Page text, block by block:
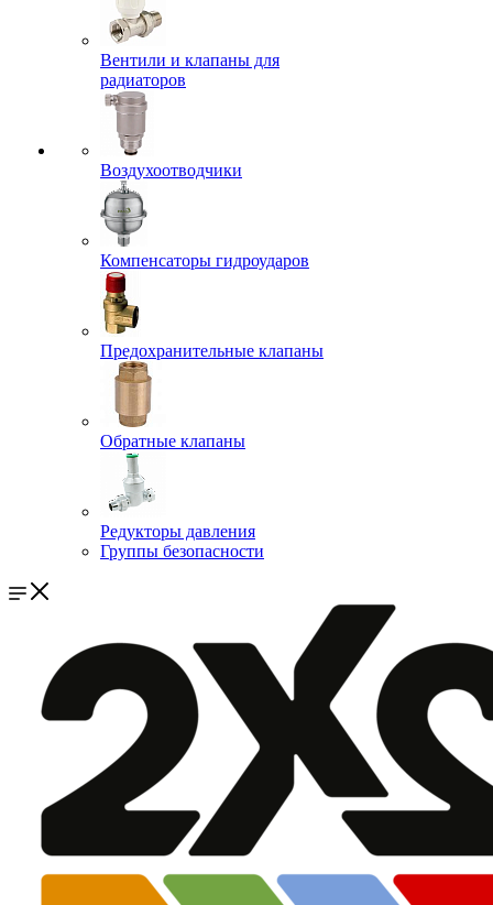
Вентили и клапаны для
радиаторов
Воздухоотводчики
Компенсаторы гидроударов
Предохранительные клапаны
Обратные клапаны
Редукторы давления
Группы безопасности